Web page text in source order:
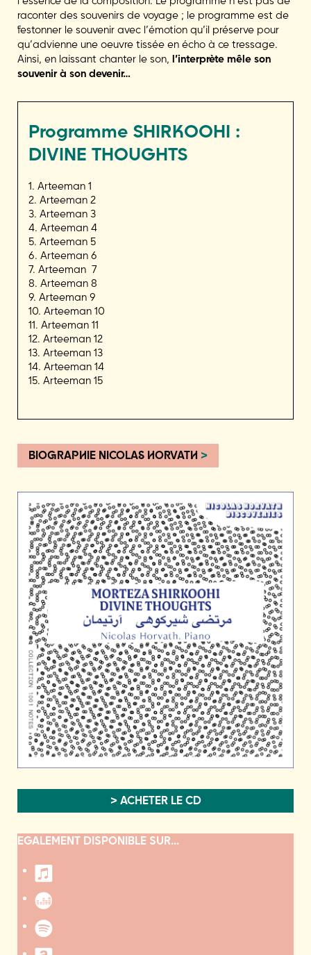
raconter des souvenirs de voyage ; le programme est de
festonner le souvenir avec l’émotion qu’il préserve pour
qu’advienne une oeuvre tissée en écho à ce tressage.
Ainsi, en laissant chanter le son, l’interprète mêle son
souvenir à son devenir…
Programme SHIRKOOHI :
DIVINE THOUGHTS
1. Arteeman 1
2. Arteeman 2
3. Arteeman 3
4. Arteeman 4
5. Arteeman 5
6. Arteeman 6
7. Arteeman 7
8. Arteeman 8
9. Arteeman 9
10. Arteeman 10
11. Arteeman 11
12. Arteeman 12
13. Arteeman 13
14. Arteeman 14
15. Arteeman 15
BIOGRAPHIE NICOLAS HORVATH >
> ACHETER LE CD
EGALEMENT DISPONIBLE SUR...